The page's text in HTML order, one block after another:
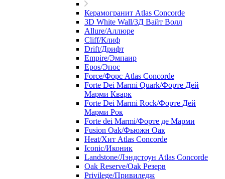
Керамогранит Atlas Concorde
3D White Wall/3Д Вайт Волл
Allure/Аллюрe
Cliff/Клиф
Drift/Дрифт
Empire/Эмпаир
Epos/Эпос
Force/Фoрс Atlas Concorde
Forte Dei Marmi Quark/Форте Дей
Марми Кварк
Forte Dei Marmi Rock/Форте Дей
Марми Рок
Forte dei Marmi/Форте де Марми
Fusion Oak/Фьюжн Оак
Heat/Xит Atlas Concorde
Iconic/Иконик
Landstone/Лэндстоун Atlas Concorde
Oak Reserve/Оak Резepв
Privilege/Привиледж